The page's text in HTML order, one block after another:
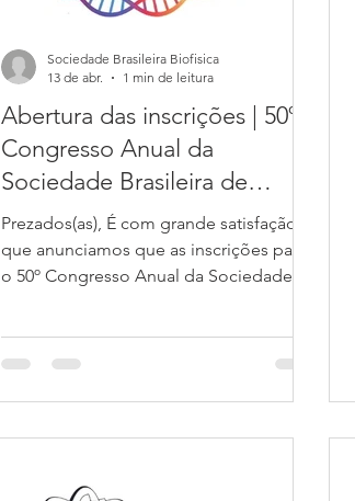
Abertura das inscrições | 50º
Congresso Anual da
Sociedade Brasileira de
Biofísica
Prezados(as), É com grande satisfação
que anunciamos que as inscrições para
o 50º Congresso Anual da Sociedade
especialmente marcante, celebrando os
pesquisadores, estudantes e
profissionais para compartilhar avanços
nível e fortalecer colaborações na área
Sociedade Brasileira Biofisica
13 de abr.
1 min de leitura